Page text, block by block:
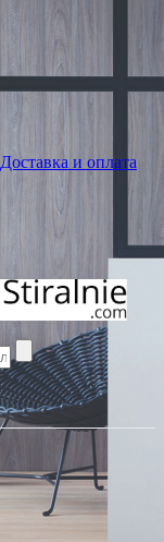
Доставка и оплата